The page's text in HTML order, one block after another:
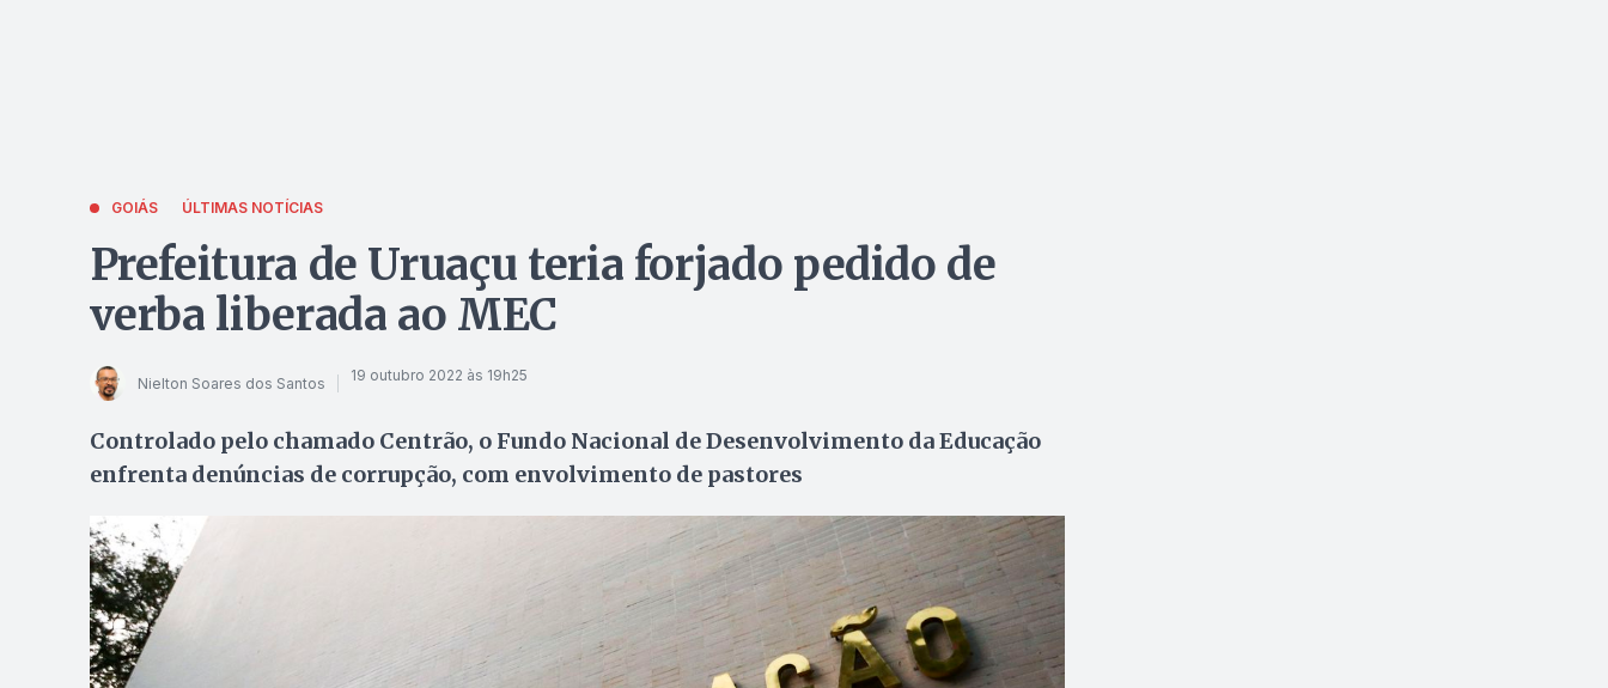
GOIÁS ÚLTIMAS NOTÍCIAS
Prefeitura de Uruaçu teria forjado pedido de
verba liberada ao MEC
Nielton Soares dos Santos 19 outubro 2022 às 19h25
Controlado pelo chamado Centrão, o Fundo Nacional de Desenvolvimento da Educação
enfrenta denúncias de corrupção, com envolvimento de pastores